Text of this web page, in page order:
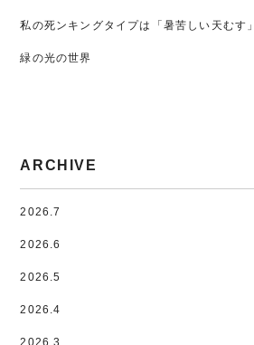
私の死ンキングタイプは「暑苦しい天むす」
緑の光の世界
ARCHIVE
2026.7
2026.6
2026.5
2026.4
2026.3